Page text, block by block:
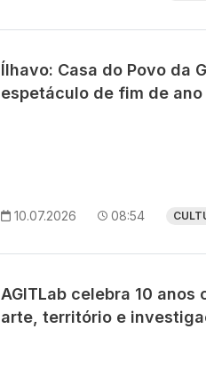
Ílhavo: Casa do Povo da
espetáculo de fim de
10.07.2026 08:54
AGITLab celebra 10
arte, território e